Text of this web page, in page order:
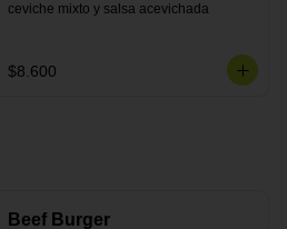
ceviche mixto y salsa acevichada
$8.600
Beef Burger